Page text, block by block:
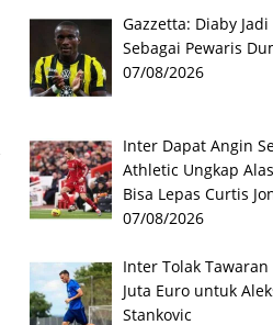
Gazzetta: Diaby
Sebagai Pewaris
07/08/2026
Inter Dapat Angin
Athletic Ungkap
Bisa Lepas Curtis
07/08/2026
Inter Tolak
Juta Euro untuk
Stankovic